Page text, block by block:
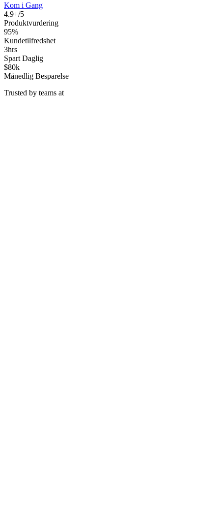
Kom i Gang
4.9+/5
Produktvurdering
95%
Kundetilfredshet
3hrs
Spart Daglig
$80k
Månedlig Besparelse
Trusted by teams at